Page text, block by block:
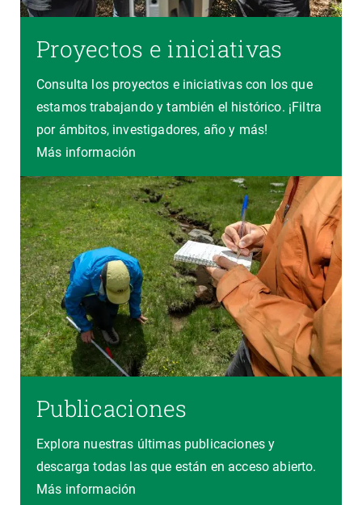
Proyectos e iniciativas
Consulta los proyectos e iniciativas con los que
estamos trabajando y también el histórico. ¡Filtra
por ámbitos, investigadores, año y más!
Más información
Publicaciones
Explora nuestras últimas publicaciones y
descarga todas las que están en acceso abierto.
Más información